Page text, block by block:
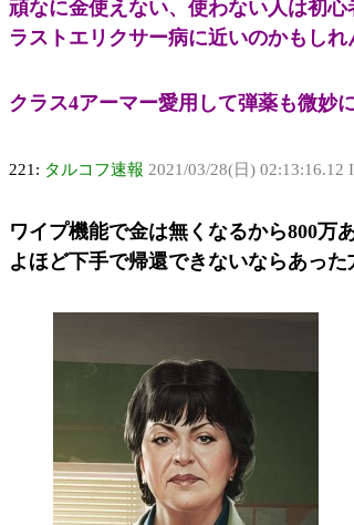
頑なに金使えない、使わない人は初心
ラストエリクサー病に近いのかもしれ
クラス4アーマー愛用して弾薬も微妙
221: タルコフ速報 2021/03/28(日) 02:13:16.12
ワイプ機能で金は無くなるから800万
よほど下手で帰還できないならあっ